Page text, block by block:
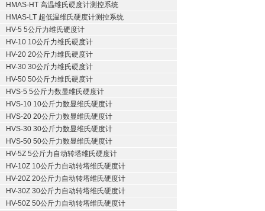
HMAS-HT 高温维氏硬度计测控系统
HMAS-LT 超低温维氏硬度计测控系统
HV-5 5公斤力维氏硬度计
HV-10 10公斤力维氏硬度计
HV-20 20公斤力维氏硬度计
HV-30 30公斤力维氏硬度计
HV-50 50公斤力维氏硬度计
HVS-5 5公斤力数显维氏硬度计
HVS-10 10公斤力数显维氏硬度计
HVS-20 20公斤力数显维氏硬度计
HVS-30 30公斤力数显维氏硬度计
HVS-50 50公斤力数显维氏硬度计
HV-5Z 5公斤力自动转塔维氏硬度计
HV-10Z 10公斤力自动转塔维氏硬度计
HV-20Z 20公斤力自动转塔维氏硬度计
HV-30Z 30公斤力自动转塔维氏硬度计
HV-50Z 50公斤力自动转塔维氏硬度计